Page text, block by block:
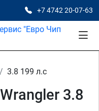
+7 4742 20-07-63
3.8 199 л.с
3.8